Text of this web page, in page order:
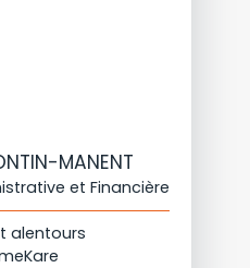
MANENT
et Financière
alentours